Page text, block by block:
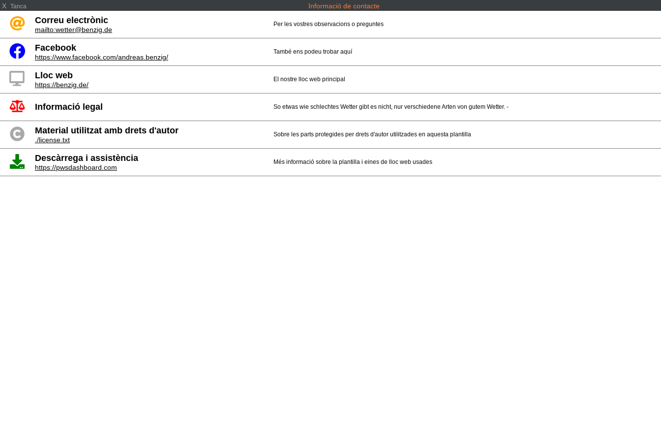
X Tanca Informació de contacte
Correu electrònic
mailto:wetter@benzig.de
Per les vostres observacions o preguntes
Facebook
https://www.facebook.com/andreas.benzig/
També ens podeu trobar aquí
Lloc web
https://benzig.de/
El nostre lloc web principal
Informació legal So etwas wie schlechtes Wetter gibt es nicht, nur verschiedene Arten von gutem Wetter. -
Material utilitzat amb drets d'autor
./license.txt
Sobre les parts protegides per drets d'autor utilitzades en aquesta plantilla
Descàrrega i assistència
https://pwsdashboard.com
Més informació sobre la plantilla i eines de lloc web usades